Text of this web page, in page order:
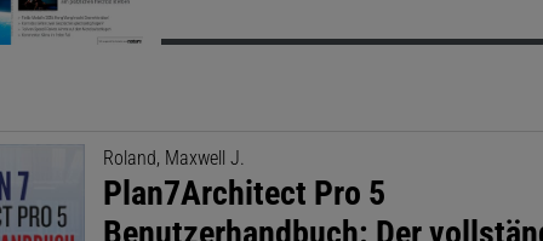
Roland, Maxwell J.
Plan7Architect Pro 5
Benutzerhandbuch: Der